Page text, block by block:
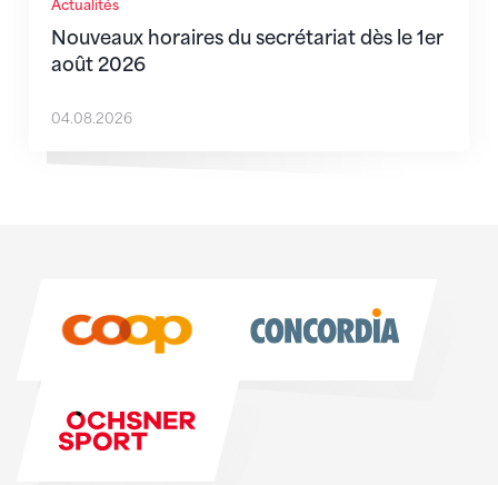
Actualités
Nouveaux horaires du secrétariat dès le 1er
août 2026
04.08.2026